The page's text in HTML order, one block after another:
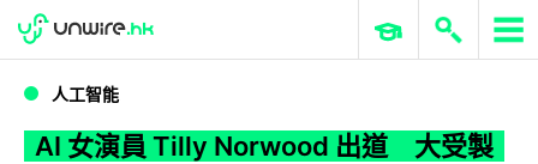
WWDC 2026 ERP 與商業 AI
人工智能
AI 女演員 Tilly Norwood 出道 大受製